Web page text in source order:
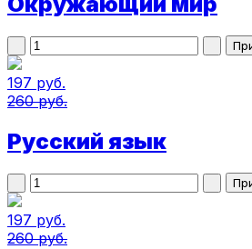
197 руб.
260 руб.
Русский язык
197 руб.
260 руб.